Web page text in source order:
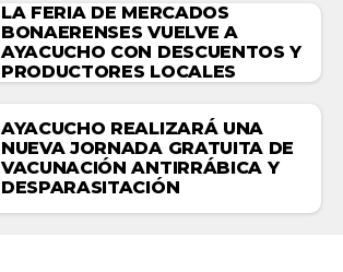
LA FERIA DE MERCADOS
BONAERENSES VUELVE A
AYACUCHO CON DESCUENTOS Y
PRODUCTORES LOCALES
AYACUCHO REALIZARÁ UNA
NUEVA JORNADA GRATUITA DE
VACUNACIÓN ANTIRRÁBICA Y
DESPARASITACIÓN